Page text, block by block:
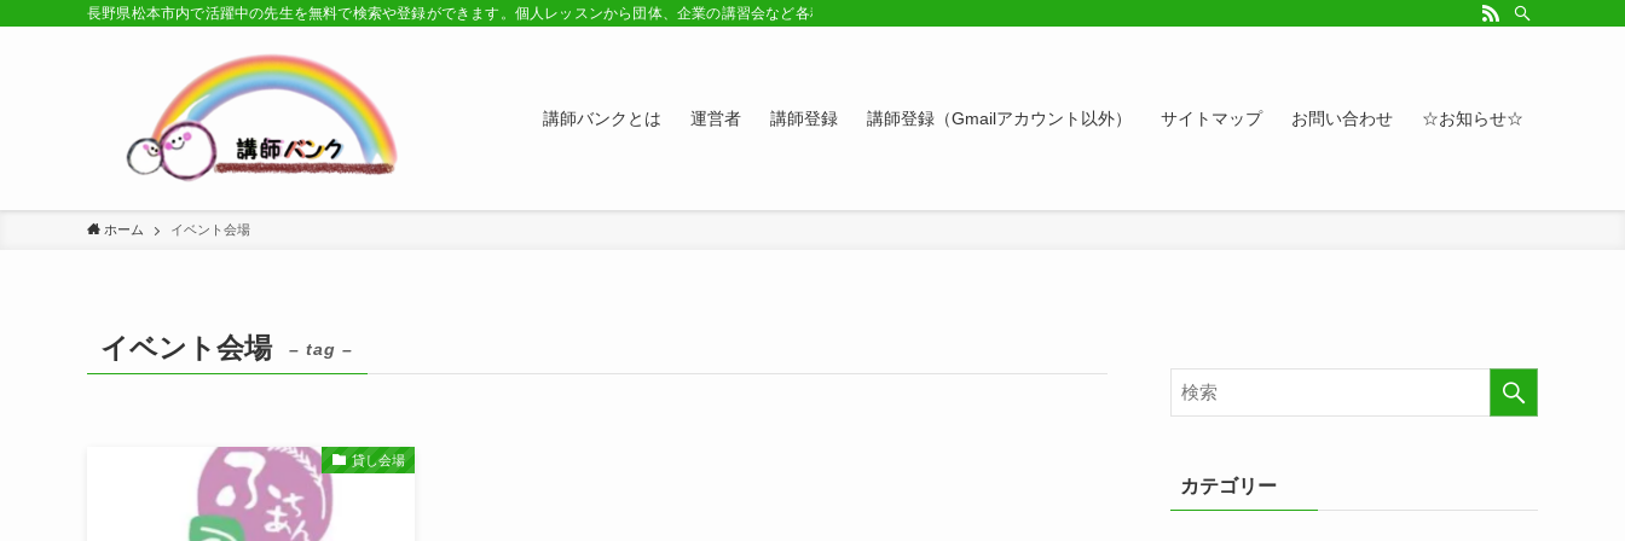
長野県松本市内で活躍中の先生を無料で検索や登録ができます。個人レッスンから団体、企業の講習会など各種講師の紹介ページ。学びたい方、スキルアップしたい方、お悩み相談など。カレンダーへのイベント情報や講座登録もど
講師バンクとは 運営者 講師登録 講師登録（Gmailアカウント以外） サイトマップ お問い合わせ ☆お知らせ☆
ホーム イベント会場
イベント会場 – tag –
貸し会場
カテゴリー